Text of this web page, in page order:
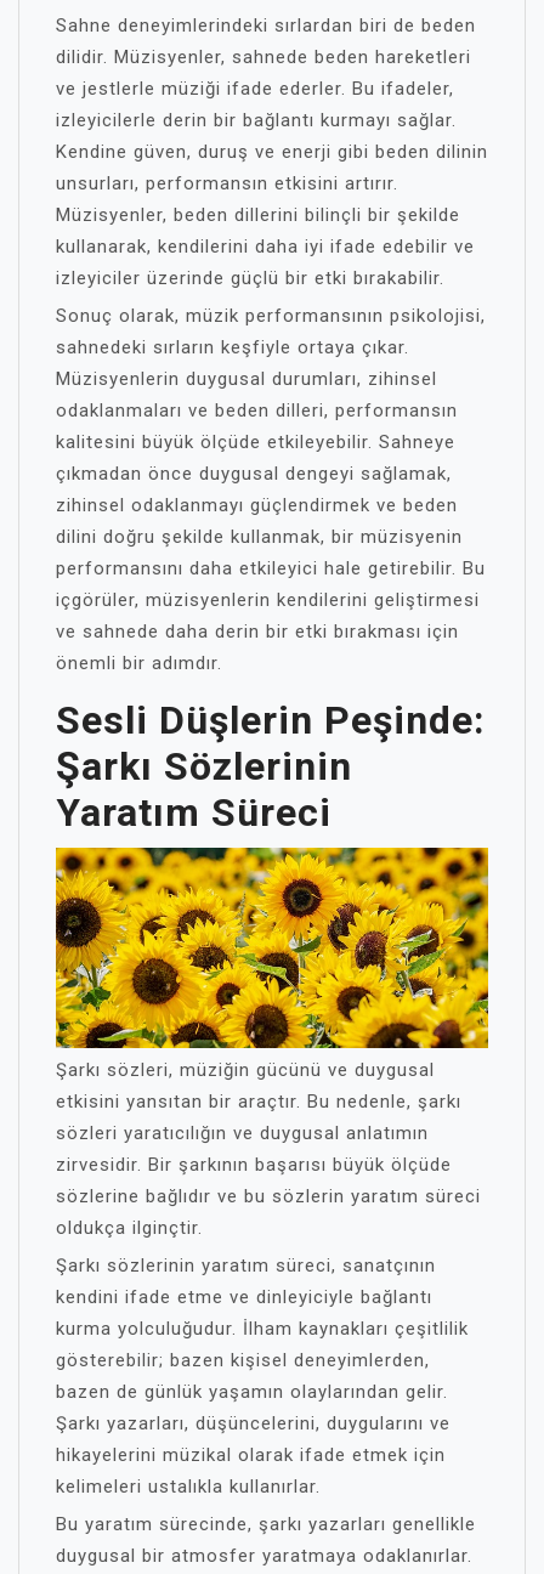
Sahne deneyimlerindeki sırlardan biri de beden
dilidir. Müzisyenler, sahnede beden hareketleri
ve jestlerle müziği ifade ederler. Bu ifadeler,
izleyicilerle derin bir bağlantı kurmayı sağlar.
Kendine güven, duruş ve enerji gibi beden dilinin
unsurları, performansın etkisini artırır.
Müzisyenler, beden dillerini bilinçli bir şekilde
kullanarak, kendilerini daha iyi ifade edebilir ve
izleyiciler üzerinde güçlü bir etki bırakabilir.
Sonuç olarak, müzik performansının psikolojisi,
sahnedeki sırların keşfiyle ortaya çıkar.
Müzisyenlerin duygusal durumları, zihinsel
odaklanmaları ve beden dilleri, performansın
kalitesini büyük ölçüde etkileyebilir. Sahneye
çıkmadan önce duygusal dengeyi sağlamak,
zihinsel odaklanmayı güçlendirmek ve beden
dilini doğru şekilde kullanmak, bir müzisyenin
performansını daha etkileyici hale getirebilir. Bu
içgörüler, müzisyenlerin kendilerini geliştirmesi
ve sahnede daha derin bir etki bırakması için
önemli bir adımdır.
Sesli Düşlerin Peşinde:
Şarkı Sözlerinin
Yaratım Süreci
Şarkı sözleri, müziğin gücünü ve duygusal
etkisini yansıtan bir araçtır. Bu nedenle, şarkı
sözleri yaratıcılığın ve duygusal anlatımın
zirvesidir. Bir şarkının başarısı büyük ölçüde
sözlerine bağlıdır ve bu sözlerin yaratım süreci
oldukça ilginçtir.
Şarkı sözlerinin yaratım süreci, sanatçının
kendini ifade etme ve dinleyiciyle bağlantı
kurma yolculuğudur. İlham kaynakları çeşitlilik
gösterebilir; bazen kişisel deneyimlerden,
bazen de günlük yaşamın olaylarından gelir.
Şarkı yazarları, düşüncelerini, duygularını ve
hikayelerini müzikal olarak ifade etmek için
kelimeleri ustalıkla kullanırlar.
Bu yaratım sürecinde, şarkı yazarları genellikle
duygusal bir atmosfer yaratmaya odaklanırlar.